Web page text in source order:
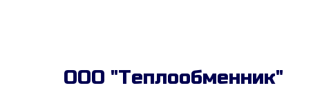
ООО "Теплообменник"